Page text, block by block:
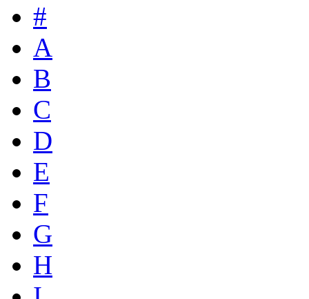
#
A
B
C
D
E
F
G
H